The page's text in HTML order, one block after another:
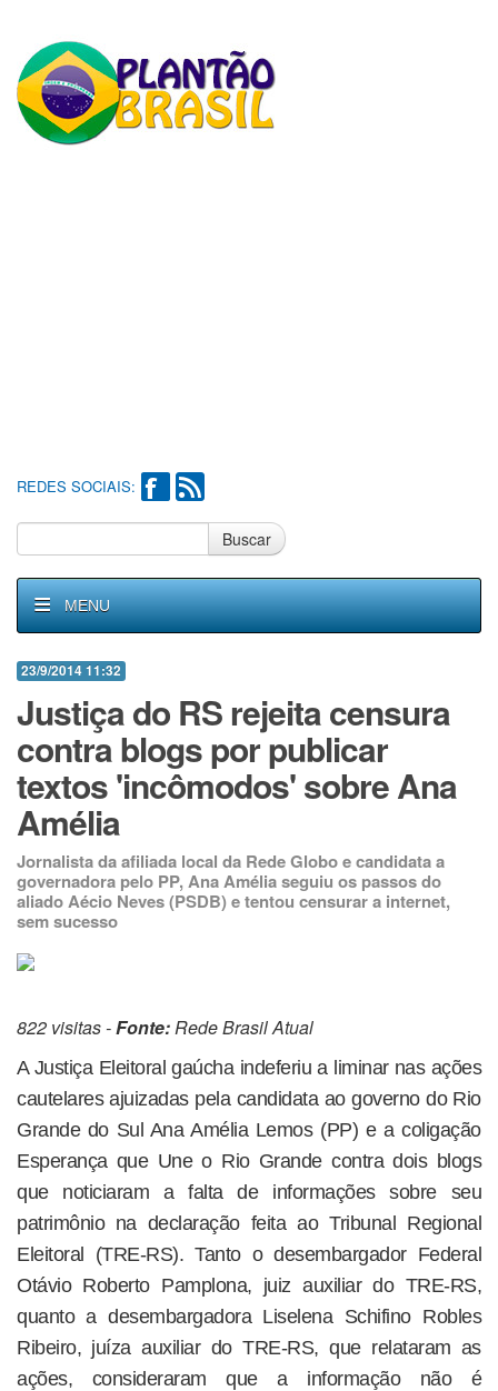
REDES SOCIAIS:
Buscar
MENU
23/9/2014 11:32
Justiça do RS rejeita censura
contra blogs por publicar
textos 'incômodos' sobre Ana
Amélia
Jornalista da afiliada local da Rede Globo e candidata a
governadora pelo PP, Ana Amélia seguiu os passos do
aliado Aécio Neves (PSDB) e tentou censurar a internet,
sem sucesso
822 visitas -Fonte:Rede Brasil Atual
A Justiça Eleitoral gaúcha indeferiu a liminar nas ações
cautelares ajuizadas pela candidata ao governo do Rio
Grande do Sul Ana Amélia Lemos (PP) e a coligação
Esperança que Une o Rio Grande contra dois blogs
que noticiaram a falta de informações sobre seu
patrimônio na declaração feita ao Tribunal Regional
Eleitoral (TRE-RS). Tanto o desembargador Federal
Otávio Roberto Pamplona, juiz auxiliar do TRE-RS,
quanto a desembargadora Liselena Schifino Robles
Ribeiro, juíza auxiliar do TRE-RS, que relataram as
ações, consideraram que a informação não é